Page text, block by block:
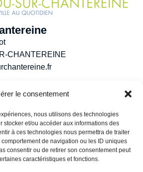
le consentement
nous utilisons des technologies
stocker et/ou accéder aux informations des
à ces technologies nous permettra de traiter
de navigation ou les ID uniques
consentir ou de retirer son consentement peut
caractéristiques et fonctions.
CHANTEREINE
/ 13h30 – 17h30
/ 13h30 – 18h30
17h30